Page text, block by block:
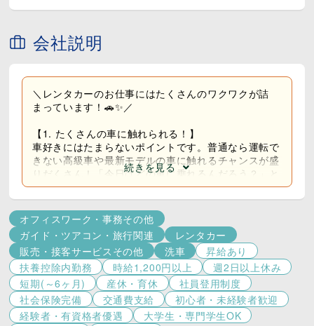
└半年毎に時給50円以上UPのチャンスがあるかも!?
＼あなたのペースにあわせて働けます♪／
▼フリーターのAさん【月収19万円程＋通勤費】
連続休暇を活用して旅行に出かけるなど、
プライベートの時間も大切にしています♪
▼大学生のＢさん【月収10万円程＋通勤費】
平日・土日ともにシフトに入れる日に勤務しています♪
働きながら自分の時間もしっかり確保し、
国家資格の取得を目指して勉強中です!
職場に友人も多く、仕事が休みの日に一緒に遊ぶのも楽し
みのひとつです♪
▼主婦のCさん【月収17万円程＋通勤費】
平日を中心に、土日も入れる日に勤務しています♪
月に数日は土日に出勤し、その分を平日にお休みにするな
ど、
無理なく家庭と両立しながら働いています。
会社説明
続きを見る
＼レンタカーのお仕事にはたくさんのワクワクが詰
まっています！🚗✨／
【1. たくさんの車に触れられる！】
車好きにはたまらないポイントです。普通なら運転で
きない高級車や最新モデルの車に触れるチャンスが盛
りだくさん！「今日はどの車に乗れるんだろう？」と
ワクワクが止まりません。
【2. 人との交流が楽しい！】
旅行でレンタカーを借りるお客様やビジネスで利用す
るお客様など、さまざまな人との出会いが待っていま
す。「どんな旅をするのか」「どんな景色を見に行く
のか」と、お客様との会話が広がります。感謝の言葉
を直接もらえるのもやりがいです。
【3. 日々がアクティブ！】
車を清掃したり、メンテナンスをしたり、時には配車
オフィスワーク・事務その他
ガイド・ツアコン・旅行関連
レンタカー
販売・接客サービスその他
洗車
昇給あり
扶養控除内勤務
時給1,200円以上
週2日以上休み
短期(～6ヶ月)
産休・育休
社員登用制度
社会保険完備
交通費支給
初心者・未経験者歓迎
経験者・有資格者優遇
大学生・専門学生OK